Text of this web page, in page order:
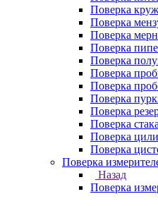
Поверка
Поверка
Поверка
Поверка
Поверка
Поверка
Поверка
Поверка
Поверка
Поверка
Поверка
Поверка
Поверка
Назад
Поверка